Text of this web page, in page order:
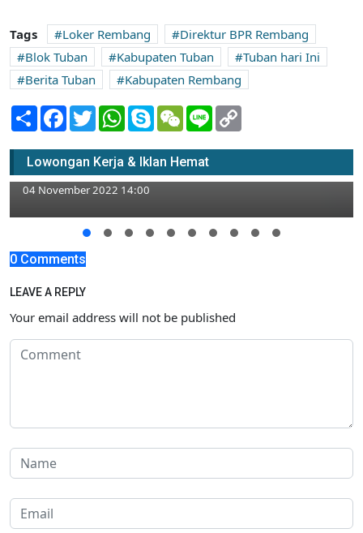
Tags Loker Rembang
Direktur BPR Rembang
Blok Tuban
Kabupaten Tuban
Tuban hari Ini
Berita Tuban
Kabupaten Rembang
Share Facebook
TwitterWhatsApp
SkypeWeChatLine
Lowongan Kerja & Iklan Hemat
Lowongan Kerja Admin Llusan SMK/ SMA
di Dealer Honda Surya Mandiri Bojonegoro
04 November 2022 14:00
0 Comments
LEAVE A REPLY
Your email address will not be published